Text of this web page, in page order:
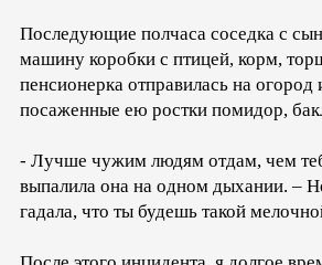
Последующие полчаса соседка с
машину коробки с птицей, корм,
пенсионерка отправилась на огород
посаженные ею ростки помидор,
- Лучше чужим людям отдам, чем
выпалила она на одном дыхании. –
гадала, что ты будешь такой